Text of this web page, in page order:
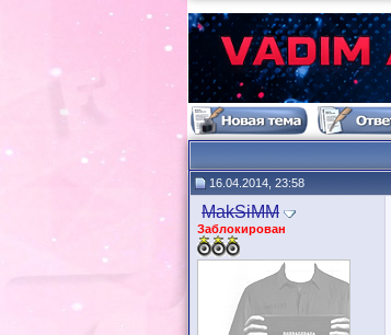
16.04.2014, 23:58
MakSiMM
Заблокирован